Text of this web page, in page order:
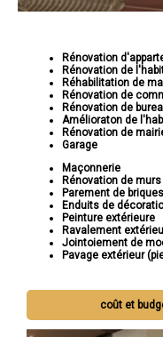
Rénovation
Rénovation de
Réhabilitation de
Rénovation de
Rénovation de
Amélioraton de
Rénovation de
Garage
Maçonnerie
Rénovation de
Parement de briques
Enduits de
Peinture extérieure
Ravalement
Jointoiement de
Pavage extérieur
Si vous cherchez à
belle, fonctionnelle et
pour vous. Contactez-
coût et